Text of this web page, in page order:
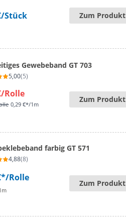
/Stück Zum Produkt
Gewebeband GT 703
5,00(5)
/Rolle
0,29 €*/1m
Zum Produkt
farbig GT 571
4,88(8)
/Rolle
Zum Produkt